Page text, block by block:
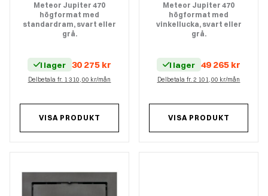
Meteor Jupiter 470
högformat med
standardram, svart eller
grå.
I lager 30 275 kr
Delbetala fr. 1 310,00 kr/mån
VISA PRODUKT
Meteor Jupiter 470
högformat med
vinkellucka, svart eller
grå.
I lager 49 265 kr
Delbetala fr. 2 101,00 kr/mån
VISA PRODUKT